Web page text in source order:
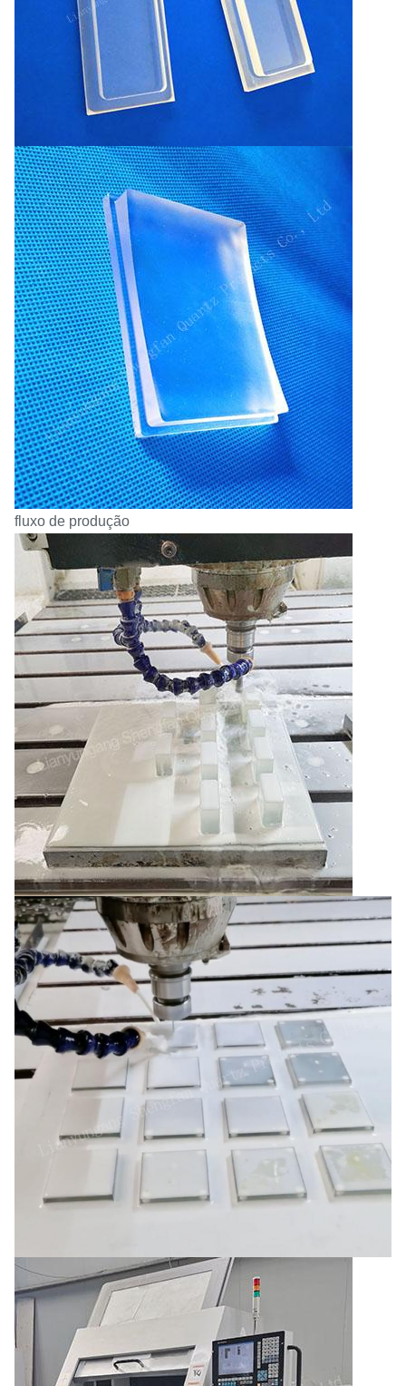
fluxo de produção